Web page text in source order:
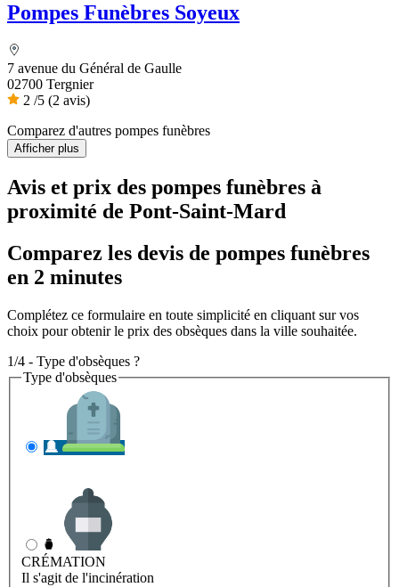
Pompes Funèbres Soyeux
7 avenue du Général de Gaulle
02700 Tergnier
2 /5 (2 avis)
Comparez d'autres pompes funèbres
Afficher plus
Avis et prix des pompes funèbres à
proximité de Pont-Saint-Mard
Comparez les devis de pompes funèbres
en 2 minutes
Complétez ce formulaire en toute simplicité en cliquant sur vos
choix pour obtenir le prix des obsèques dans la ville souhaitée.
1/4 - Type d'obsèques ?
Type d'obsèques
CRÉMATION
Il s'agit de l'incinération